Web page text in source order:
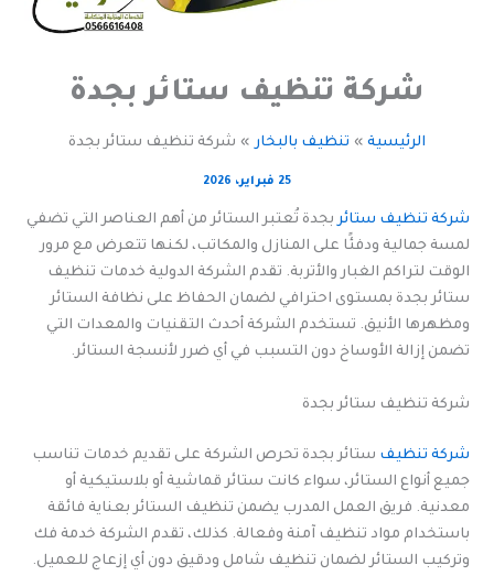
شركة تنظيف ستائر بجدة
الرئيسية تنظيف بالبخار شركة تنظيف ستائر بجدة
25 فبراير، 2026
شركة تنظيف ستائربجدة تُعتبر الستائر من أهم العناصر التي تضفي
لمسة جمالية ودفئًا على المنازل والمكاتب، لكنها تتعرض مع مرور
الوقت لتراكم الغبار والأتربة. تقدم الشركة الدولية خدمات تنظيف
ستائر بجدة بمستوى احترافي لضمان الحفاظ على نظافة الستائر
ومظهرها الأنيق. تستخدم الشركة أحدث التقنيات والمعدات التي
تضمن إزالة الأوساخ دون التسبب في أي ضرر لأنسجة الستائر.
شركة تنظيف ستائر بجدة
شركة تنظيف ستائر بجدة تحرص الشركة على تقديم خدمات تناسب
جميع أنواع الستائر، سواء كانت ستائر قماشية أو بلاستيكية أو
معدنية. فريق العمل المدرب يضمن تنظيف الستائر بعناية فائقة
باستخدام مواد تنظيف آمنة وفعالة. كذلك، تقدم الشركة خدمة فك
وتركيب الستائر لضمان تنظيف شامل ودقيق دون أي إزعاج للعميل.